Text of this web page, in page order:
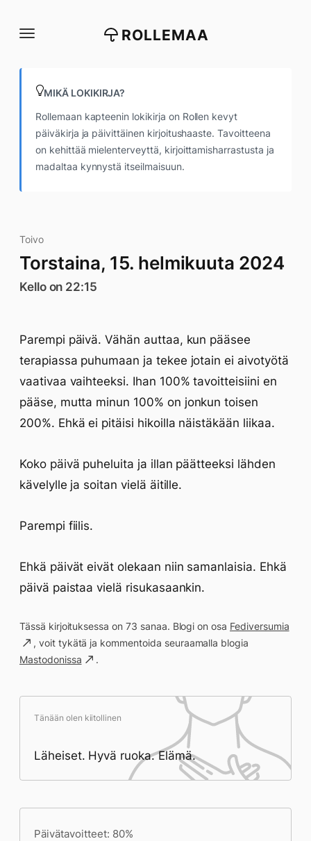
suoraan
ROLLEMAA
MIKÄ LOKIKIRJA?
Rollemaan kapteenin lokikirja on Rollen kevyt
päiväkirja ja päivittäinen kirjoitushaaste. Tavoitteena
on kehittää mielenterveyttä, kirjoittamisharrastusta ja
madaltaa kynnystä itseilmaisuun.
Toivo
Torstaina, 15. helmikuuta 2024
Kello on 22:15
Parempi päivä. Vähän auttaa, kun pääsee
terapiassa puhumaan ja tekee jotain ei aivotyötä
vaativaa vaihteeksi. Ihan 100% tavoitteisiini en
pääse, mutta minun 100% on jonkun toisen
200%. Ehkä ei pitäisi hikoilla näistäkään liikaa.
Koko päivä puheluita ja illan päätteeksi lähden
kävelylle ja soitan vielä äitille.
Parempi fiilis.
Ehkä päivät eivät olekaan niin samanlaisia. Ehkä
päivä paistaa vielä risukasaankin.
Tässä kirjoituksessa on 73 sanaa. Blogi on osa Fediversumia
, voit tykätä ja kommentoida seuraamalla blogia
Mastodonissa
.
Tänään olen kiitollinen
Läheiset. Hyvä ruoka. Elämä.
Päivätavoitteet: 80%